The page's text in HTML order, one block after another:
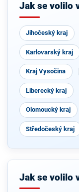
Jak se volilo
Jihočeský kraj
Karlovarský kraj
Kraj Vysočina
Liberecký kraj
Olomoucký kraj
Středočeský kraj
Jak se volilo